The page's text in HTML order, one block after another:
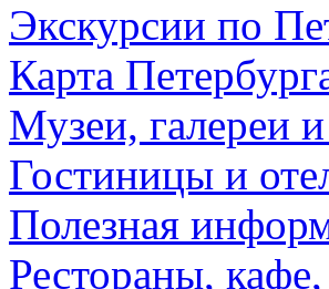
Экскурсии по
Карта
Музеи, галереи
Гостиницы и
Полезная
Рестораны,